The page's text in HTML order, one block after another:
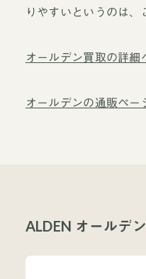
りやすいというのは、
オールデン買取の詳細
オールデンの通販ペー
ALDEN オールデ